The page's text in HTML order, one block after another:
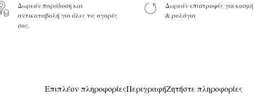
Δωρεάν παράδοση και
αντικαταβολή για όλες τις αγορές
σας.
Δωρεάν επιστροφές για
& ρολόγια
Επιπλέον πληροφορίεςΠεριγραφήΖητήστε πληροφορίες